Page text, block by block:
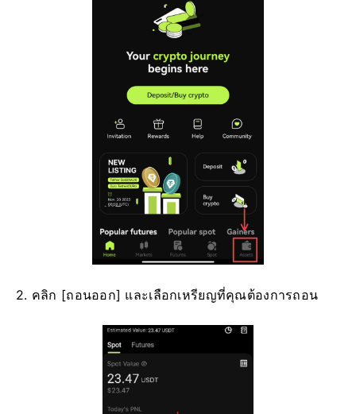
2. คลิก [ถอนออก] และเลือกเหรียญที่คุณต้องการถอน